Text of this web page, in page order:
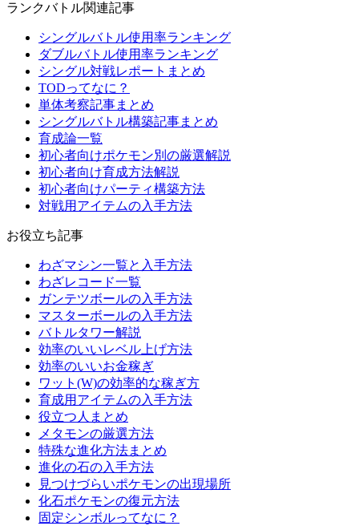
ランクバトル関連記事
シングルバトル使用率ランキング
ダブルバトル使用率ランキング
シングル対戦レポートまとめ
TODってなに？
単体考察記事まとめ
シングルバトル構築記事まとめ
育成論一覧
初心者向けポケモン別の厳選解説
初心者向け育成方法解説
初心者向けパーティ構築方法
対戦用アイテムの入手方法
お役立ち記事
わざマシン一覧と入手方法
わざレコード一覧
ガンテツボールの入手方法
マスターボールの入手方法
バトルタワー解説
効率のいいレベル上げ方法
効率のいいお金稼ぎ
ワット(W)の効率的な稼ぎ方
育成用アイテムの入手方法
役立つ人まとめ
メタモンの厳選方法
特殊な進化方法まとめ
進化の石の入手方法
見つけづらいポケモンの出現場所
化石ポケモンの復元方法
固定シンボルってなに？